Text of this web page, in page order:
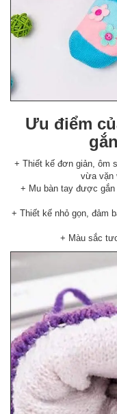
Ưu điểm
+ Thiết kế đơn giản, ôm
vừa vặn
+ Mu bàn tay được gắn
+ Thiết kế nhỏ gọn, đảm
+ Màu sắc